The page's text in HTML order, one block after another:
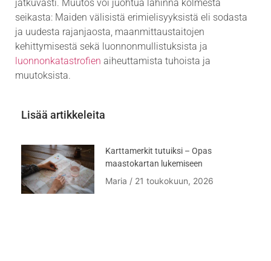
jatkuvasti. Muutos voi juohtua lähinnä kolmesta
seikasta: Maiden välisistä erimielisyyksistä eli sodasta
ja uudesta rajanjaosta, maanmittaustaitojen
kehittymisestä sekä luonnonmullistuksista ja
luonnonkatastrofien aiheuttamista tuhoista ja
muutoksista.
Lisää artikkeleita
Karttamerkit tutuiksi – Opas
maastokartan lukemiseen
Maria 21 toukokuun, 2026